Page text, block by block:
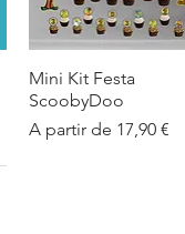
Visualização rápida
Mini Kit Festa
ScoobyDoo
A partir de 17,90 €
Preço promocional